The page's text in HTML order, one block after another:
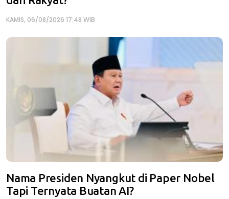
KAMIS, 06/08/2026 17:48 WIB
Nama Presiden Nyangkut di Paper Nobel
Tapi Ternyata Buatan AI?